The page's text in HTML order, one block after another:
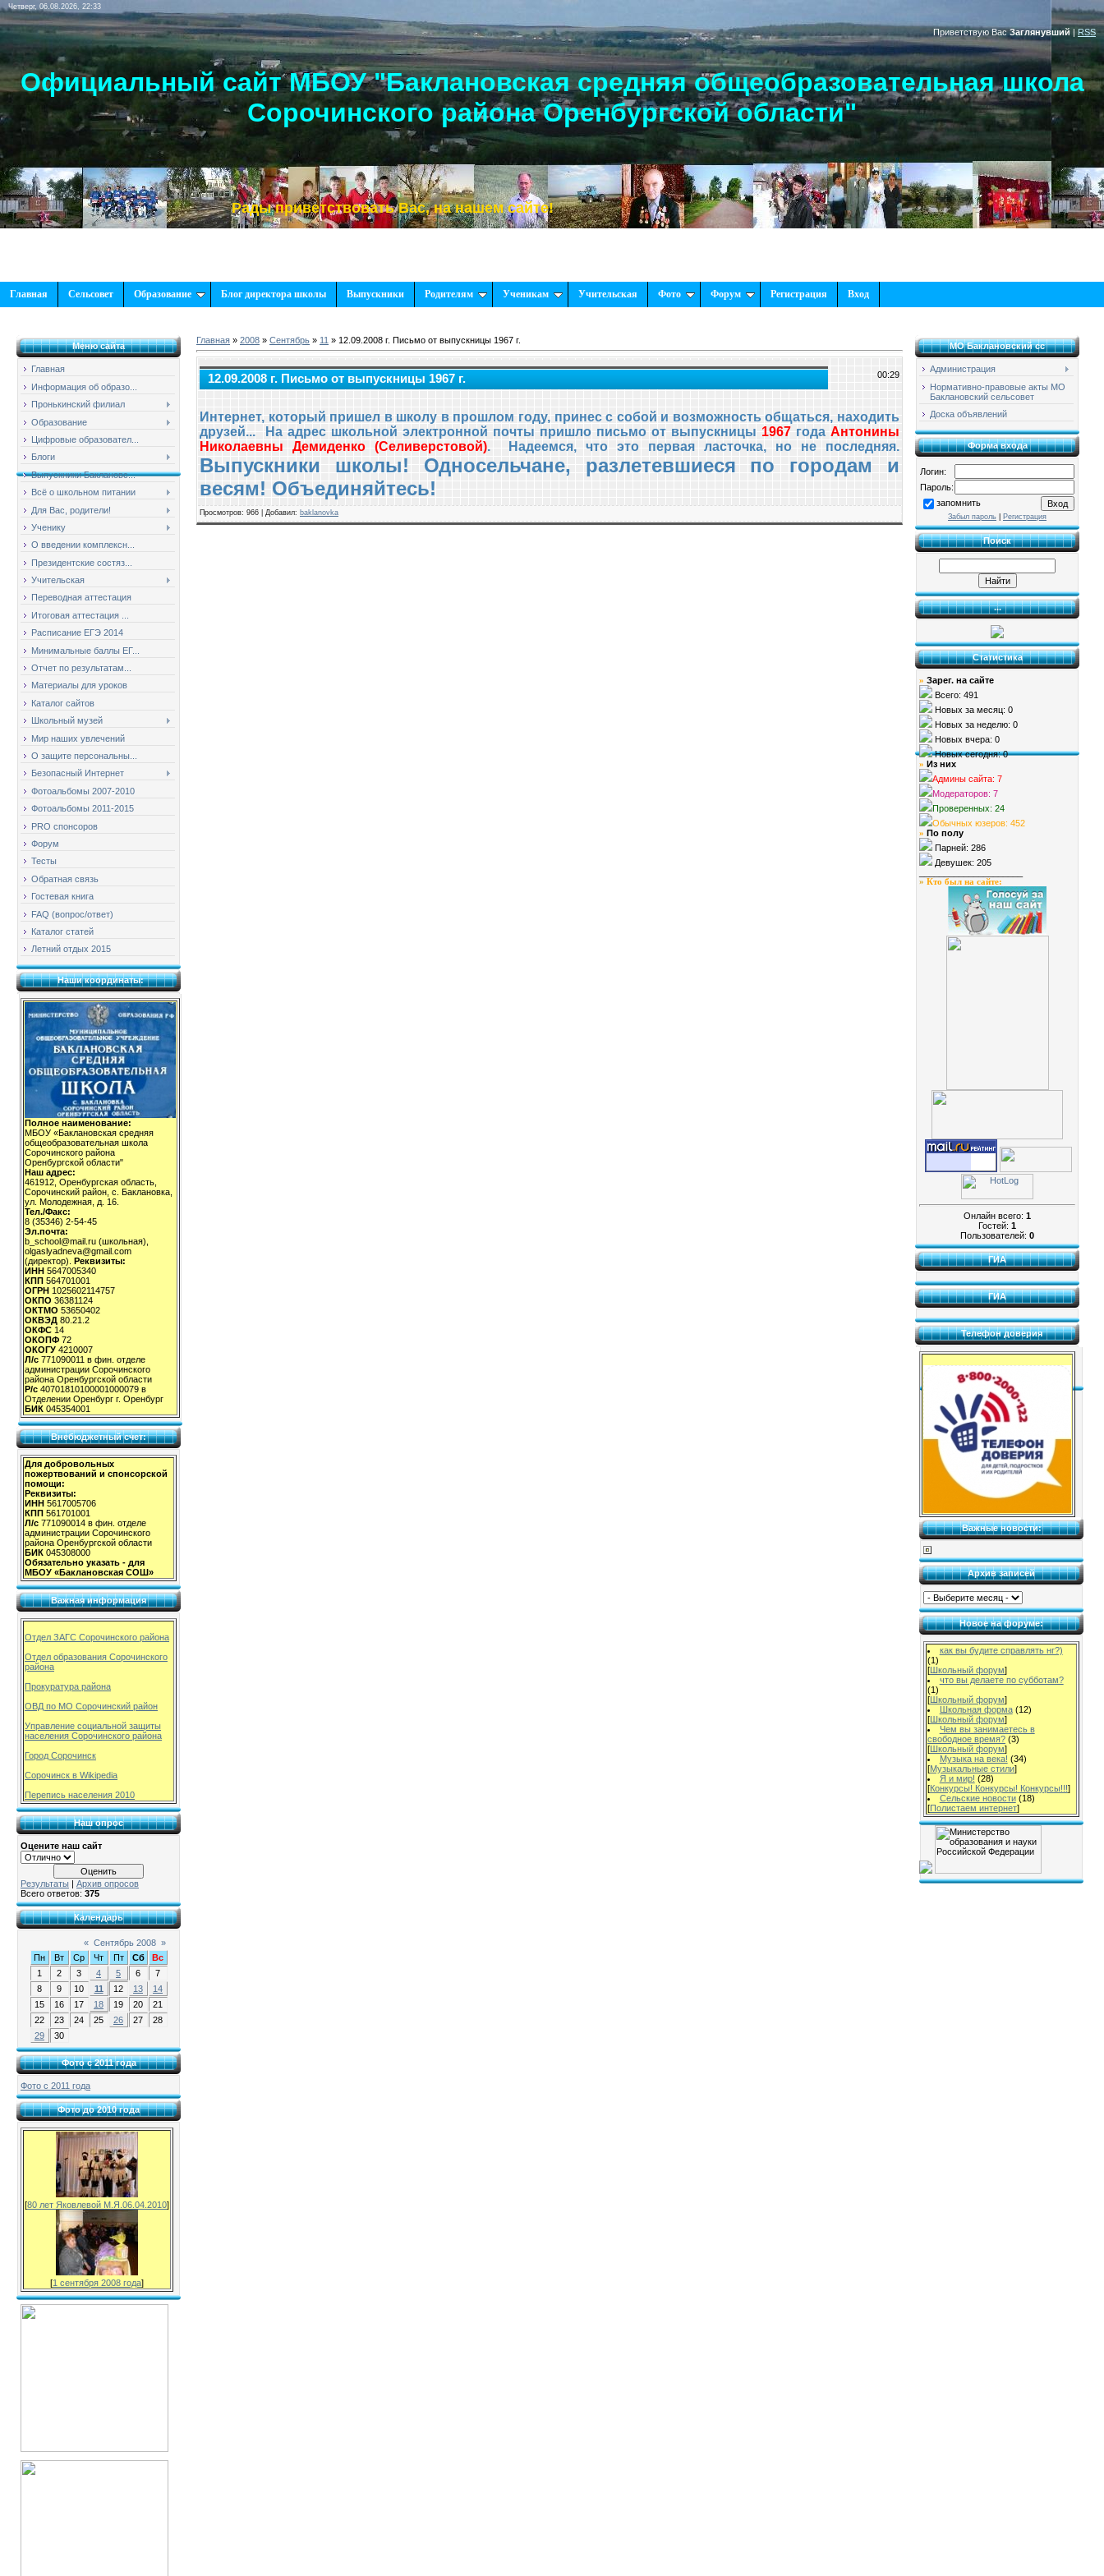
Четверг, 06.08.2026, 22:33
Приветствую Вас Заглянувший | RSS
Официальный сайт МБОУ "Баклановская средняя общеобразовательная школа
Сорочинского района Оренбургской области"
Рады приветствовать Вас, на нашем сайте!
Главная Сельсовет Образование Блог директора школы Выпускники Родителям Ученикам Учительская Фото Форум Регистрация Вход
Меню сайта
Главная
Информация об образо...
Пронькинский филиал
Образование
Цифровые образовател...
Блоги
Выпускники Баклановс...
Всё о школьном питании
Для Вас, родители!
Ученику
О введении комплексн...
Президентские состяз...
Учительская
Переводная аттестация
Итоговая аттестация ...
Расписание ЕГЭ 2014
Минимальные баллы ЕГ...
Отчет по результатам...
Материалы для уроков
Каталог сайтов
Школьный музей
Мир наших увлечений
О защите персональны...
Безопасный Интернет
Фотоальбомы 2007-2010
Фотоальбомы 2011-2015
PRO спонсоров
Форум
Тесты
Обратная связь
Гостевая книга
FAQ (вопрос/ответ)
Каталог статей
Летний отдых 2015
Наши координаты:
Полное наименование:
МБОУ «Баклановская средняя
общеобразовательная школа
Сорочинского района
Оренбургской области"
Наш адрес:
461912, Оренбургская область,
Сорочинский район, с. Баклановка,
ул. Молодежная, д. 16.
Тел./Факс:
8 (35346) 2-54-45
Эл.почта:
b_school@mail.ru (школьная),
olgaslyadneva@gmail.com
(директор). Реквизиты:
ИНН 5647005340
КПП 564701001
ОГРН 1025602114757
ОКПО 36381124
ОКТМО 53650402
ОКВЭД 80.21.2
ОКФС 14
ОКОПФ 72
ОКОГУ 4210007
Л/с 771090011 в фин. отделе
администрации Сорочинского
района Оренбургской области
Р/с 40701810100001000079 в
Отделении Оренбург г. Оренбург
БИК 045354001
Внебюджетный счет:
Для добровольных
пожертвований и спонсорской
помощи:
Реквизиты:
ИНН 5617005706
КПП 561701001
Л/с 771090014 в фин. отделе
администрации Сорочинского
района Оренбургской области
БИК 045308000
Обязательно указать - для
МБОУ «Баклановская СОШ»
Важная информация
Отдел ЗАГС Сорочинского района
Отдел образования Сорочинского
района
Прокуратура района
ОВД по МО Сорочинский район
Управление социальной защиты
населения Сорочинского района
Город Сорочинск
Сорочинск в Wikipedia
Перепись населения 2010
Наш опрос
Оцените наш сайт
Результаты
Архив опросов
Всего ответов: 375
Календарь
« Сентябрь 2008 »
Пн
Вт Ср Чт Пт Сб
Вс
1
2 3 4 5 6
7
8
9 10 11 12 13
14
15
16 17 18 19 20
21
22
23 24 25 26 27
28
29
30
Фото с 2011 года
Фото с 2011 года
Фото до 2010 года
[80 лет Яковлевой М.Я.06.04.2010]
[1 сентября 2008 года]
Главная » 2008 » Сентябрь » 11 » 12.09.2008 г. Письмо от выпускницы 1967 г.
12.09.2008 г. Письмо от выпускницы 1967 г. 00:29
Интернет, который пришел в школу в прошлом году, принес с собой и возможность общаться, находить
друзей... На адрес школьной электронной почты пришло письмо от выпускницы 1967 года Антонины
Николаевны Демиденко (Селиверстовой). Надеемся, что это первая ласточка, но не последняя.
Выпускники школы! Односельчане, разлетевшиеся по городам и
весям! Объединяйтесь!
Просмотров: 966 | Добавил: baklanovka
МО Баклановский сс
Администрация
Нормативно-правовые акты МО
Баклановский сельсовет
Доска объявлений
Форма входа
Логин:
Пароль:
запомнить
Забыл пароль Регистрация
Поиск
...
Статистика
» Зарег. на сайте
Всего: 491
Новых за месяц: 0
Новых за неделю: 0
Новых вчера: 0
Новых сегодня: 0
» Из них
Админы сайта: 7
Модераторов: 7
Проверенных: 24
Обычных юзеров: 452
» По полу
Парней: 286
Девушек: 205
» Кто был на сайте:
Онлайн всего: 1
Гостей: 1
Пользователей: 0
ГИА
ГИА
Телефон доверия
Важные новости:
Архив записей
Новое на форуме:
как вы будите справлять нг?)
(1)
[Школьный форум]
что вы делаете по субботам?
(1)
[Школьный форум]
Школьная форма (12)
[Школьный форум]
Чем вы занимаетесь в
свободное время? (3)
[Школьный форум]
Музыка на века! (34)
[Музыкальные стили]
Я и мир! (28)
[Конкурсы! Конкурсы! Конкурсы!!!]
Сельские новости (18)
[Полистаем интернет]